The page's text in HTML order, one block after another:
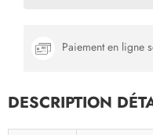
Paiement en ligne
DESCRIPTION